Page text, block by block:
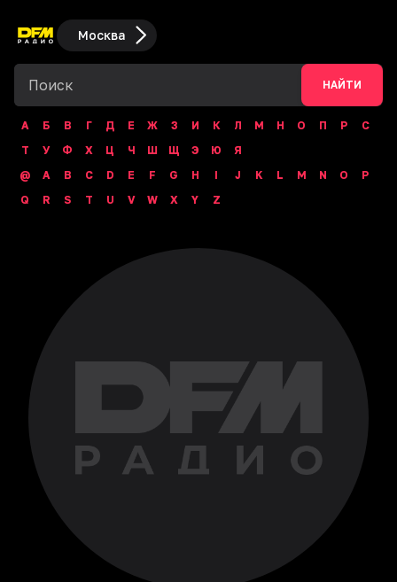
Москва
НАЙТИ
А Б В Г Д Е Ж З И К Л М Н О П Р
С
Т
У Ф Х Ц Ч Ш Щ Э Ю
Я
@
A B C D E F G H I J K L M N O
P
Q
R S T U V W X Y Z